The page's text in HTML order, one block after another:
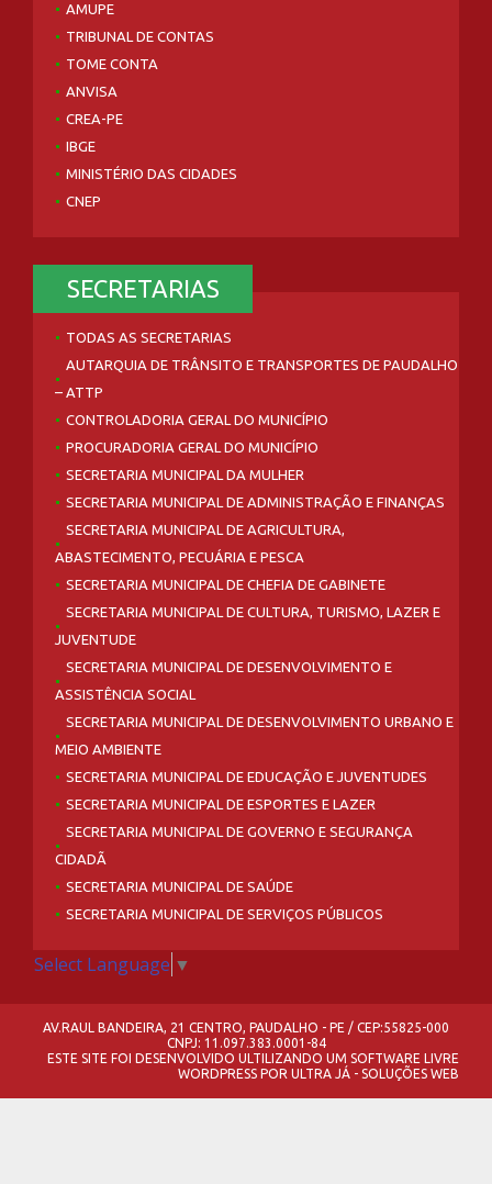
AMUPE
TRIBUNAL DE CONTAS
TOME CONTA
ANVISA
CREA-PE
IBGE
MINISTÉRIO DAS CIDADES
CNEP
SECRETARIAS
TODAS AS SECRETARIAS
AUTARQUIA DE TRÂNSITO E TRANSPORTES DE PAUDALHO
– ATTP
CONTROLADORIA GERAL DO MUNICÍPIO
PROCURADORIA GERAL DO MUNICÍPIO
SECRETARIA MUNICIPAL DA MULHER
SECRETARIA MUNICIPAL DE ADMINISTRAÇÃO E FINANÇAS
SECRETARIA MUNICIPAL DE AGRICULTURA,
ABASTECIMENTO, PECUÁRIA E PESCA
SECRETARIA MUNICIPAL DE CHEFIA DE GABINETE
SECRETARIA MUNICIPAL DE CULTURA, TURISMO, LAZER E
JUVENTUDE
SECRETARIA MUNICIPAL DE DESENVOLVIMENTO E
ASSISTÊNCIA SOCIAL
SECRETARIA MUNICIPAL DE DESENVOLVIMENTO URBANO E
MEIO AMBIENTE
SECRETARIA MUNICIPAL DE EDUCAÇÃO E JUVENTUDES
SECRETARIA MUNICIPAL DE ESPORTES E LAZER
SECRETARIA MUNICIPAL DE GOVERNO E SEGURANÇA
CIDADÃ
SECRETARIA MUNICIPAL DE SAÚDE
SECRETARIA MUNICIPAL DE SERVIÇOS PÚBLICOS
Select Language ▼
AV.RAUL BANDEIRA, 21 CENTRO, PAUDALHO - PE / CEP:55825-000
CNPJ: 11.097.383.0001-84
ESTE SITE FOI DESENVOLVIDO ULTILIZANDO UM SOFTWARE LIVRE
WORDPRESS POR ULTRA JÁ - SOLUÇÕES WEB